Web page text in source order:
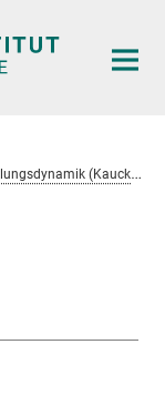
M
ax-Planck-Forschungsgruppe Evolutionäre Entwicklungsdynamik (Kaucká)